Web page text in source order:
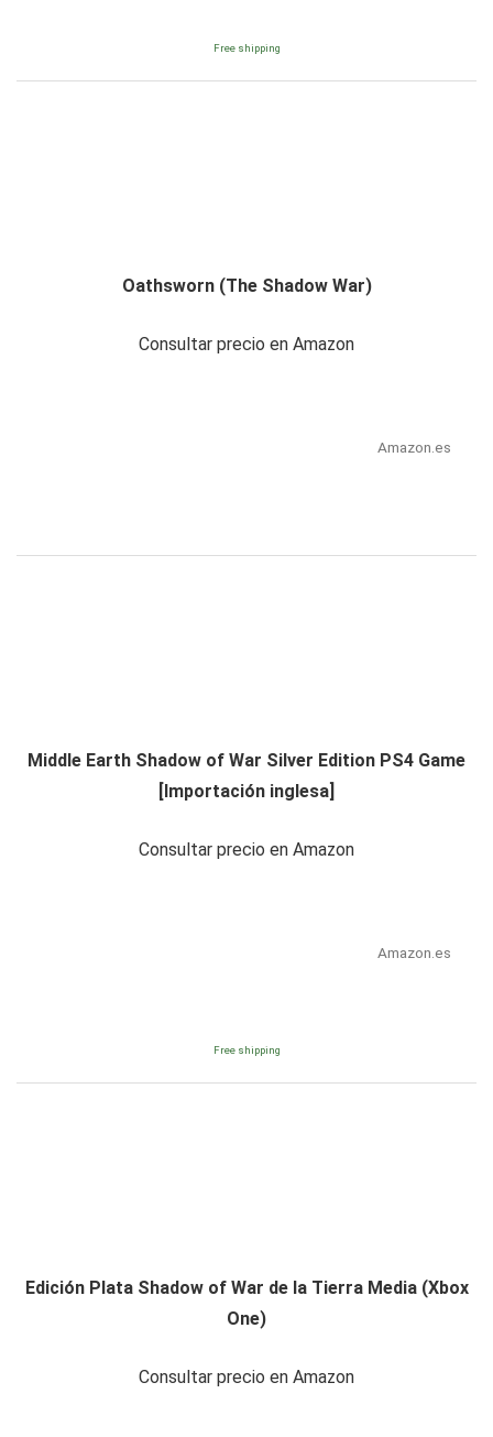
Free shipping
Oathsworn (The Shadow War)
Consultar precio en Amazon
Amazon.es
Middle Earth Shadow of War Silver Edition PS4 Game
[Importación inglesa]
Consultar precio en Amazon
Amazon.es
Free shipping
Edición Plata Shadow of War de la Tierra Media (Xbox
One)
Consultar precio en Amazon